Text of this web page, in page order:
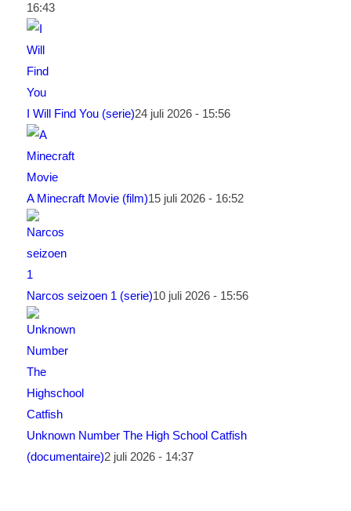
16:43
I Will Find You (serie)24 juli 2026 - 15:56
A Minecraft Movie (film)15 juli 2026 - 16:52
Narcos seizoen 1 (serie)10 juli 2026 - 15:56
Unknown Number The High School Catfish
(documentaire)2 juli 2026 - 14:37